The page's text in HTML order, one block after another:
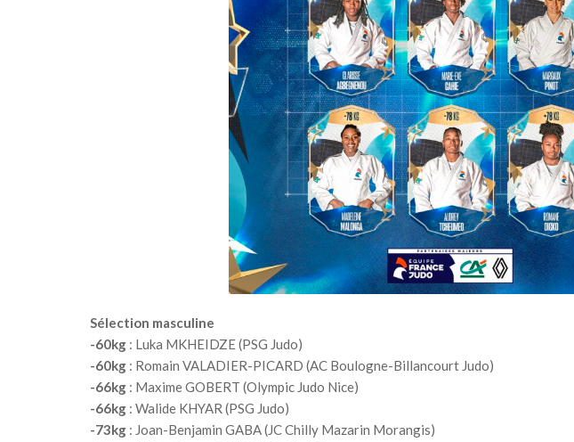
Sélection masculine
-60kg: Luka MKHEIDZE (PSG Judo)
-60kg: Romain VALADIER-PICARD (AC Boulogne-Billancourt Judo)
-66kg: Maxime GOBERT (Olympic Judo Nice)
-66kg: Walide KHYAR (PSG Judo)
-73kg: Joan-Benjamin GABA (JC Chilly Mazarin Morangis)